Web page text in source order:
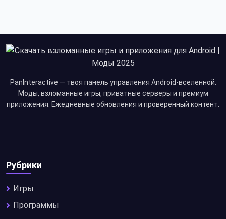
PanInteractive — твоя панель управления Android-вселенной.
Моды, взломанные игры, приватные серверы и премиум
приложения. Ежедневные обновления и проверенный контент.
Рубрики
Игры
Программы